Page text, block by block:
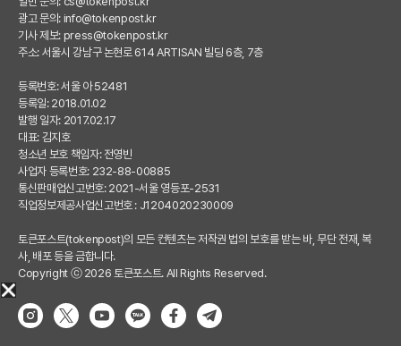
광고 문의: info@tokenpost.kr
기사 제보: press@tokenpost.kr
주소: 서울시 강남구 논현로 614 ARTISAN 빌딩 6층, 7층
등록번호: 서울 아 52481
등록일: 2018.01.02
발행 일자: 2017.02.17
대표: 김지호
청소년 보호 책임자: 전영빈
사업자 등록번호: 232-88-00885
통신판매업신고번호: 2021-서울 영등포-2531
직업정보제공사업신고번호 : J1204020230009
토큰포스트(tokenpost)의 모든 컨텐츠는 저작권 법의 보호를 받는 바, 무단 전재, 복
사, 배포 등을 금합니다.
Copyright ⓒ 2026 토큰포스트. All Rights Reserved.